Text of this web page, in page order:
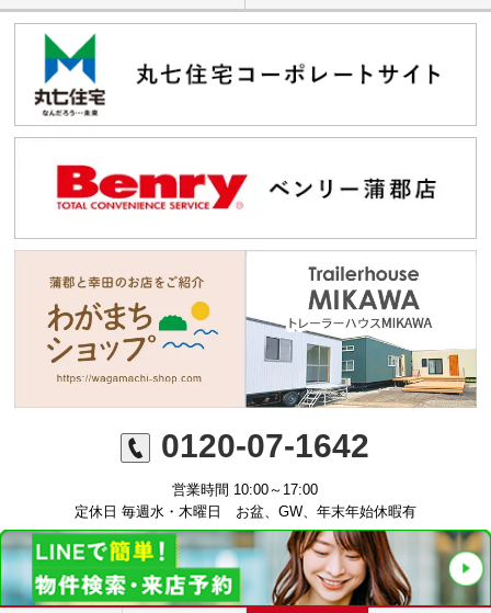
0120-07-1642
営業時間 10:00～17:00
定休日 毎週水・木曜日 お盆、GW、年末年始休暇有
©ミニミニFC蒲郡店 丸七住宅株式会社